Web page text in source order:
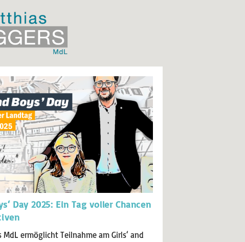
Day 2025: Ein Tag voller Chancen
ermöglicht Teilnahme am Girls‘ and